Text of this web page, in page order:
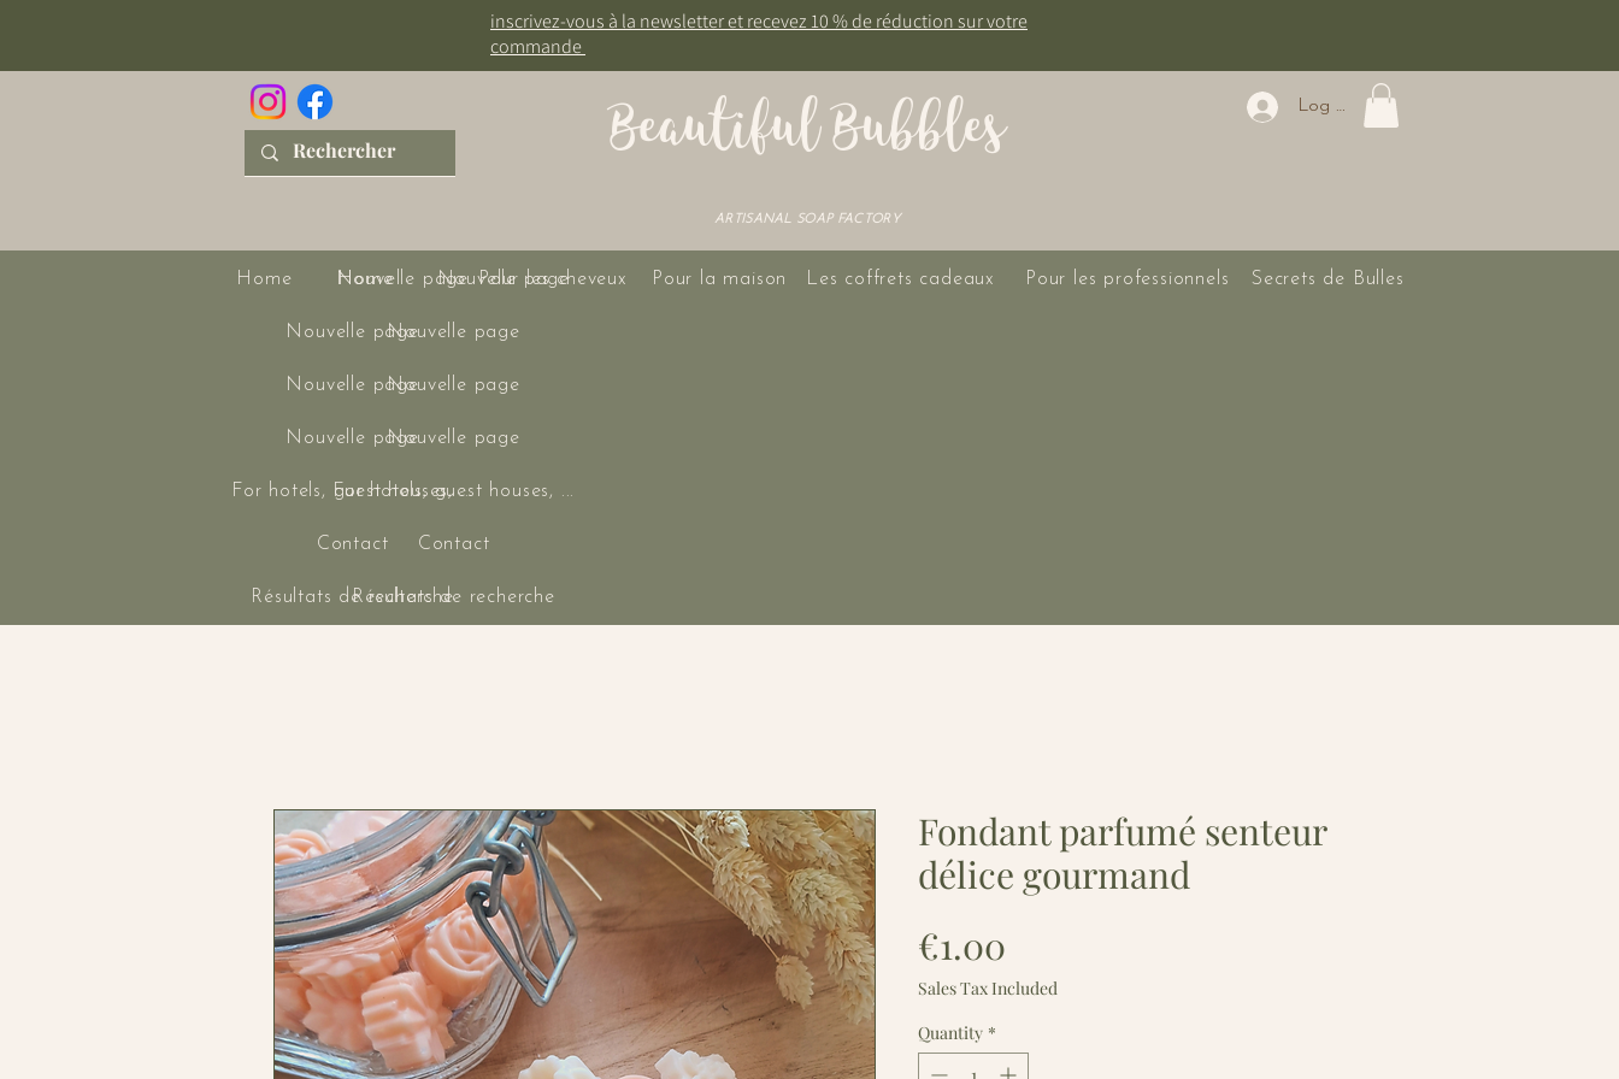
inscrivez-vous à la newsletter et recevez 10 % de réduction sur votre
commande
Beautiful Bubbles
Log In
ARTISANAL SOAP FACTORY
Home Nouvelle page
Nouvelle page
Nouvelle page
Nouvelle page
For hotels, guest houses, ...
Contact
Résultats de recherche
Home Nouvelle page
Nouvelle page
Nouvelle page
Nouvelle page
For hotels, guest houses, ...
Contact
Résultats de recherche
Pour les cheveux Pour la maison Les coffrets cadeaux Pour les professionnels Secrets de Bulles
Fondant parfumé senteur
délice gourmand
€1.00
Sales Tax Included
Quantity *